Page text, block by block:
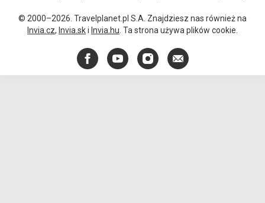
© 2000–2026. Travelplanet.pl S.A. Znajdziesz nas również na
Invia.cz, Invia.ski Invia.hu . Ta strona używa plików cookie.
FacebookYouTubeInstagram
E-
mail